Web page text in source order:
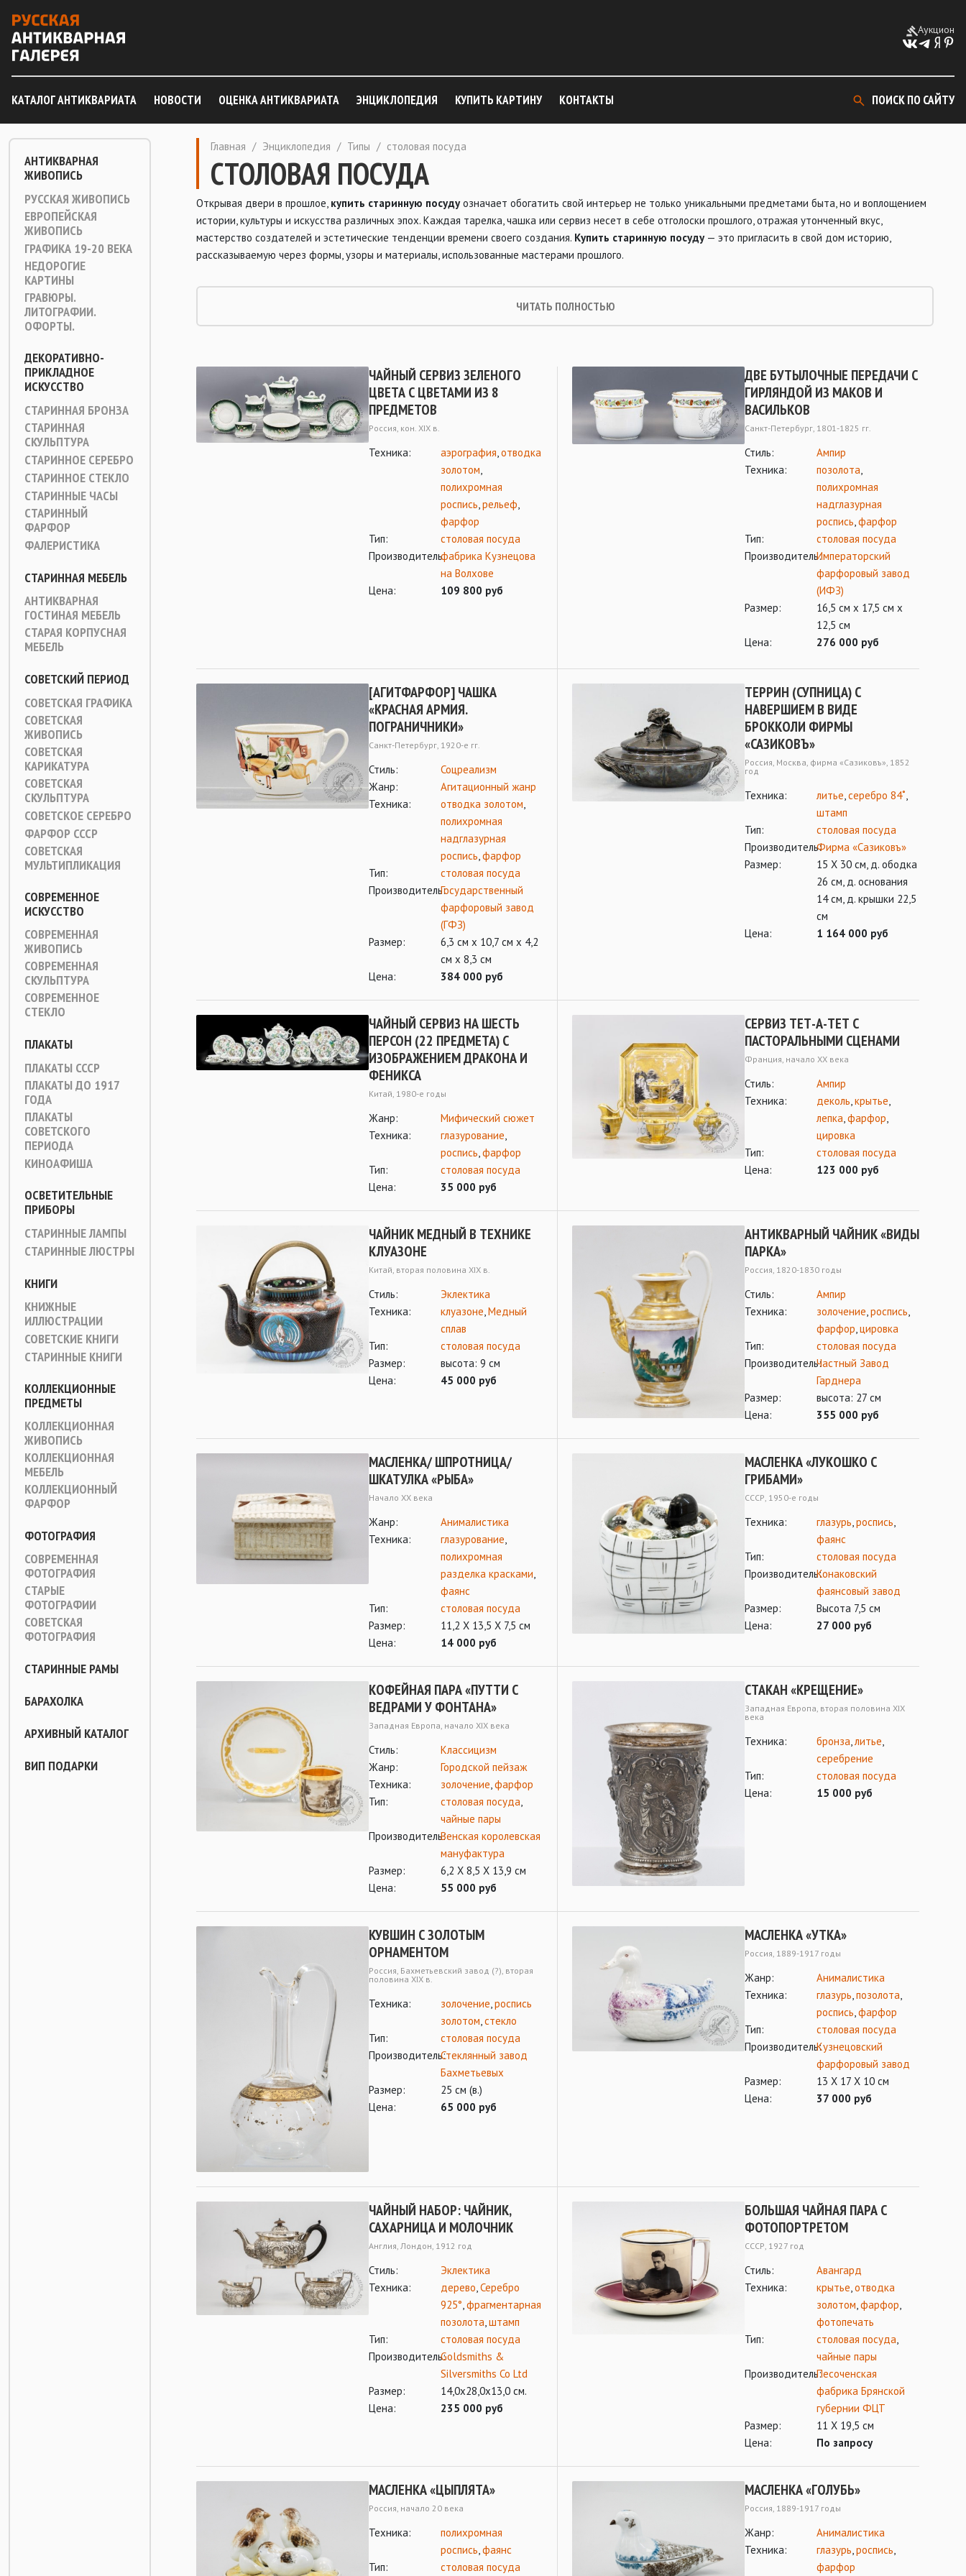
Аукцион
КАТАЛОГ АНТИКВАРИАТА НОВОСТИ ОЦЕНКА АНТИКВАРИАТА ЭНЦИКЛОПЕДИЯ КУПИТЬ КАРТИНУ КОНТАКТЫ ПОИСК ПО САЙТУ
АНТИКВАРНАЯ
ЖИВОПИСЬ
РУССКАЯ ЖИВОПИСЬ
ЕВРОПЕЙСКАЯ
ЖИВОПИСЬ
ГРАФИКА 19-20 ВЕКА
НЕДОРОГИЕ
КАРТИНЫ
ГРАВЮРЫ.
ЛИТОГРАФИИ.
ОФОРТЫ.
ДЕКОРАТИВНО-
ПРИКЛАДНОЕ
ИСКУССТВО
СТАРИННАЯ БРОНЗА
СТАРИННАЯ
СКУЛЬПТУРА
СТАРИННОЕ СЕРЕБРО
СТАРИННОЕ СТЕКЛО
СТАРИННЫЕ ЧАСЫ
СТАРИННЫЙ
ФАРФОР
ФАЛЕРИСТИКА
СТАРИННАЯ МЕБЕЛЬ
АНТИКВАРНАЯ
ГОСТИНАЯ МЕБЕЛЬ
СТАРАЯ КОРПУСНАЯ
МЕБЕЛЬ
СОВЕТСКИЙ ПЕРИОД
СОВЕТСКАЯ ГРАФИКА
СОВЕТСКАЯ
ЖИВОПИСЬ
СОВЕТСКАЯ
КАРИКАТУРА
СОВЕТСКАЯ
СКУЛЬПТУРА
СОВЕТСКОЕ СЕРЕБРО
ФАРФОР СССР
СОВЕТСКАЯ
МУЛЬТИПЛИКАЦИЯ
СОВРЕМЕННОЕ
ИСКУССТВО
СОВРЕМЕННАЯ
ЖИВОПИСЬ
СОВРЕМЕННАЯ
СКУЛЬПТУРА
СОВРЕМЕННОЕ
СТЕКЛО
ПЛАКАТЫ
ПЛАКАТЫ СССР
ПЛАКАТЫ ДО 1917
ГОДА
ПЛАКАТЫ
СОВЕТСКОГО
ПЕРИОДА
КИНОАФИША
ОСВЕТИТЕЛЬНЫЕ
ПРИБОРЫ
СТАРИННЫЕ ЛАМПЫ
СТАРИННЫЕ ЛЮСТРЫ
КНИГИ
КНИЖНЫЕ
ИЛЛЮСТРАЦИИ
СОВЕТСКИЕ КНИГИ
СТАРИННЫЕ КНИГИ
КОЛЛЕКЦИОННЫЕ
ПРЕДМЕТЫ
КОЛЛЕКЦИОННАЯ
ЖИВОПИСЬ
КОЛЛЕКЦИОННАЯ
МЕБЕЛЬ
КОЛЛЕКЦИОННЫЙ
ФАРФОР
ФОТОГРАФИЯ
СОВРЕМЕННАЯ
ФОТОГРАФИЯ
СТАРЫЕ
ФОТОГРАФИИ
СОВЕТСКАЯ
ФОТОГРАФИЯ
СТАРИННЫЕ РАМЫ
БАРАХОЛКА
АРХИВНЫЙ КАТАЛОГ
ВИП ПОДАРКИ
Главная / Энциклопедия / Типы / столовая посуда
СТОЛОВАЯ ПОСУДА
Открывая двери в прошлое, купить старинную посудуозначает обогатить свой интерьер не только уникальными предметами быта, но и воплощением
истории, культуры и искусства различных эпох. Каждая тарелка, чашка или сервиз несет в себе отголоски прошлого, отражая утонченный вкус,
мастерство создателей и эстетические тенденции времени своего создания. Купить старинную посуду— это пригласить в свой дом историю,
рассказываемую через формы, узоры и материалы, использованные мастерами прошлого.
ЧИТАТЬ ПОЛНОСТЬЮ
ЧАЙНЫЙ СЕРВИЗ ЗЕЛЕНОГО
ЦВЕТА С ЦВЕТАМИ ИЗ 8
ПРЕДМЕТОВ
Россия, кон. XIX в.
Техника: аэрография,отводка
золотом,
полихромная
роспись,рельеф,
фарфор
Тип:
столовая посуда
Производитель:фабрика Кузнецова
на Волхове
Цена:
109 800 руб
ДВЕ БУТЫЛОЧНЫЕ ПЕРЕДАЧИ С
ГИРЛЯНДОЙ ИЗ МАКОВ И
ВАСИЛЬКОВ
Санкт-Петербург, 1801-1825 гг.
Стиль:
Ампир
Техника:
позолота,
полихромная
надглазурная
роспись,фарфор
Тип:
столовая посуда
Производитель:Императорский
фарфоровый завод
(ИФЗ)
Размер:
16,5 см х 17,5 см х
12,5 см
Цена:
276 000 руб
[АГИТФАРФОР] ЧАШКА
«КРАСНАЯ АРМИЯ.
ПОГРАНИЧНИКИ»
Санкт-Петербург, 1920-е гг.
Стиль:
Соцреализм
Жанр:
Агитационный жанр
Техника:
отводка золотом,
полихромная
надглазурная
роспись,фарфор
Тип:
столовая посуда
Производитель:Государственный
фарфоровый завод
(ГФЗ)
Размер:
6,3 см х 10,7 см х 4,2
см х 8,3 см
Цена:
384 000 руб
ТЕРРИН (СУПНИЦА) С
НАВЕРШИЕМ В ВИДЕ
БРОККОЛИ ФИРМЫ
«САЗИКОВЪ»
Россия, Москва, фирма «Сазиковъ», 1852
год
Техника: литье,серебро 84˚,
штамп
Тип:
столовая посуда
Производитель:Фирма «Сазиковъ»
Размер:
15 Х 30 см, д. ободка
26 см, д. основания
14 см, д. крышки 22,5
см
Цена:
1 164 000 руб
ЧАЙНЫЙ СЕРВИЗ НА ШЕСТЬ
ПЕРСОН (22 ПРЕДМЕТА) С
ИЗОБРАЖЕНИЕМ ДРАКОНА И
ФЕНИКСА
Kитай, 1980-e годы
Жанр:
Мифический сюжет
Техника:
глазурование,
роспись,фарфор
Тип:
столовая посуда
Цена:
35 000 руб
СЕРВИЗ ТЕТ-А-ТЕТ С
ПАСТОРАЛЬНЫМИ СЦЕНАМИ
Франция, начало ХХ века
Стиль:
Ампир
Техника:
деколь,крытье,
лепка,фарфор,
цировка
Тип:
столовая посуда
Цена:
123 000 руб
ЧАЙНИК МЕДНЫЙ В ТЕХНИКЕ
КЛУАЗОНЕ
Китай, вторая половина XIX в.
Стиль:
Эклектика
Техника:
клуазоне,Медный
сплав
Тип:
столовая посуда
Размер:
высота: 9 см
Цена:
45 000 руб
АНТИКВАРНЫЙ ЧАЙНИК «ВИДЫ
ПАРКА»
Россия, 1820-1830 годы
Стиль:
Ампир
Техника:
золочение,роспись,
фарфор,цировка
Тип:
столовая посуда
Производитель:Частный Завод
Гарднера
Размер:
высота: 27 см
Цена:
355 000 руб
МАСЛЕНКА/ ШПРОТНИЦА/
ШКАТУЛКА «РЫБА»
Начало ХХ века
Жанр:
Анималистика
Техника:
глазурование,
полихромная
разделка красками,
фаянс
Тип:
столовая посуда
Размер:
11,2 Х 13,5 Х 7,5 см
Цена:
14 000 руб
МАСЛЕНКА «ЛУКОШКО С
ГРИБАМИ»
СССР, 1950-е годы
Техника: глазурь,роспись,
фаянс
Тип:
столовая посуда
Производитель:Конаковский
фаянсовый завод
Размер:
Высота 7,5 см
Цена:
27 000 руб
КОФЕЙНАЯ ПАРА «ПУТТИ С
ВЕДРАМИ У ФОНТАНА»
Западная Европа, начало XIX века
Стиль:
Классицизм
Жанр:
Городской пейзаж
Техника:
золочение,фарфор
Тип:
столовая посуда,
чайные пары
Производитель:Венская королевская
мануфактура
Размер:
6,2 Х 8,5 Х 13,9 см
Цена:
55 000 руб
СТАКАН «КРЕЩЕНИЕ»
Западная Европа, вторая половина XIX
века
Техника: бронза,литье,
серебрение
Тип:
столовая посуда
Цена:
15 000 руб
КУВШИН С ЗОЛОТЫМ
ОРНАМЕНТОМ
Россия, Бахметьевский завод (?), вторая
половина ХIХ в.
Техника: золочение,роспись
золотом,стекло
Тип:
столовая посуда
Производитель:Стеклянный завод
Бахметьевых
Размер:
25 см (в.)
Цена:
65 000 руб
МАСЛЕНКА «УТКА»
Россия, 1889-1917 годы
Жанр:
Анималистика
Техника:
глазурь,позолота,
роспись,фарфор
Тип:
столовая посуда
Производитель:Кузнецовский
фарфоровый завод
Размер:
13 Х 17 Х 10 см
Цена:
37 000 руб
ЧАЙНЫЙ НАБОР: ЧАЙНИК,
САХАРНИЦА И МОЛОЧНИК
Англия, Лондон, 1912 год
Стиль:
Эклектика
Техника:
дерево,Серебро
925°,фрагментарная
позолота,штамп
Тип:
столовая посуда
Производитель:Goldsmiths &
Silversmiths Co Ltd
Размер:
14,0х28,0х13,0 см.
Цена:
235 000 руб
БОЛЬШАЯ ЧАЙНАЯ ПАРА С
ФОТОПОРТРЕТОМ
СССР, 1927 год
Стиль:
Авангард
Техника:
крытье,отводка
золотом,фарфор,
фотопечать
Тип:
столовая посуда,
чайные пары
Производитель:Песоченская
фабрика Брянской
губернии ФЦТ
Размер:
11 Х 19,5 см
Цена:
По запросу
МАСЛЕНКА «ЦЫПЛЯТА»
Россия, начало 20 века
Техника:
полихромная
роспись,фаянс
Тип:
столовая посуда
МАСЛЕНКА «ГОЛУБЬ»
Россия, 1889-1917 годы
Жанр:
Анималистика
Техника:
глазурь,роспись,
фарфор